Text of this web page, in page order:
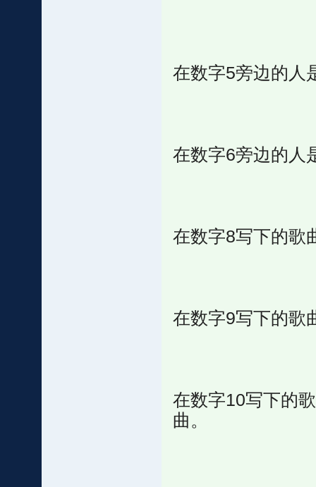
在数字5旁边的人
在数字6旁边的人
在数字8写下的歌
在数字9写下的歌
在数字10写下的
曲。